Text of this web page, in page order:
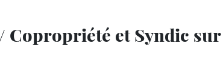
Copropriété et Syndic sur